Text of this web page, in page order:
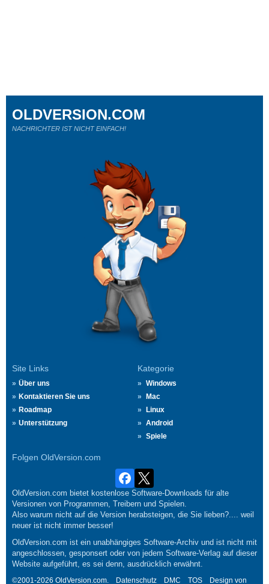
Site Links
Über uns
Kontaktieren Sie uns
Roadmap
Unterstützung
Kategorie
Windows
Mac
Linux
Android
Spiele
Folgen OldVersion.com
OLDVERSION.COM
NACHRICHTER IST NICHT EINFACH!
OldVersion.com bietet kostenlose Software-Downloads für alte
Versionen von Programmen, Treibern und Spielen.
Also warum nicht auf die Version herabsteigen, die Sie lieben?.... weil
neuer ist nicht immer besser!
OldVersion.com ist ein unabhängiges Software-Archiv und ist nicht mit
angeschlossen, gesponsert oder von jedem Software-Verlag auf dieser
Website aufgeführt, es sei denn, ausdrücklich erwähnt.
©2001-2026 OldVersion.com. Datenschutz DMC TOS Design von